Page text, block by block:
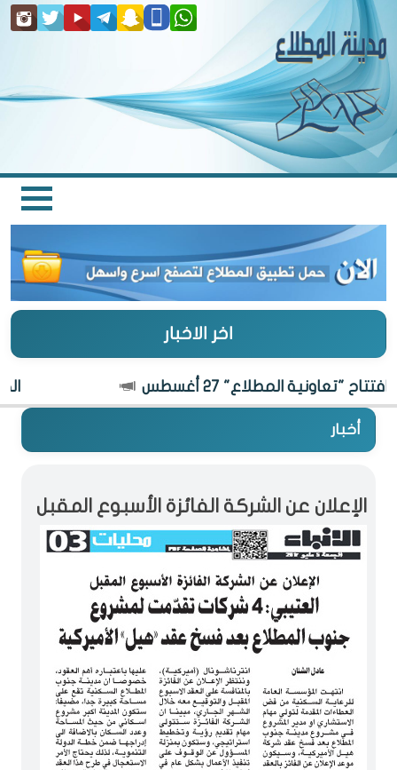
اخر الاخبار
"تعاونية المطلاع" 27 أغسطس
أخبار
الإعلان عن الشركة الفائزة الأسبوع المقبل